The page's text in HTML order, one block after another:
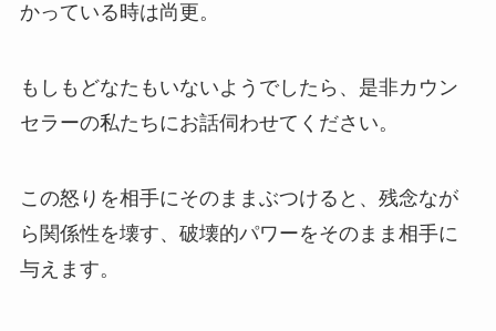
かっている時は尚更。
もしもどなたもいないようでしたら、是非カウン
セラーの私たちにお話伺わせてください。
この怒りを相手にそのままぶつけると、残念なが
ら関係性を壊す、破壊的パワーをそのまま相手に
与えます。